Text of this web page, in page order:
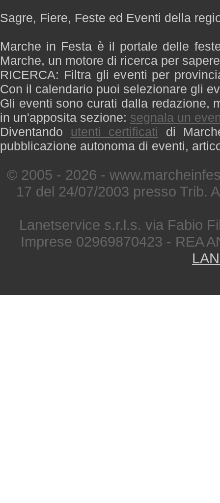
Sagre, Fiere, Feste ed Eventi della
Marche in Festa è il portale delle
Marche, un motore di ricerca per
RICERCA: Filtra gli eventi per
Con il calendario puoi selezionare gli
Gli eventi sono curati dalla redazione,
in un'apposita sezione: segnala un
Diventando utenti certificati di
pubblicazione autonoma di eventi,
© 2005 - 2026 -
17 del 24/07/2003 presso Trib.
Lanetservice s.r.l.s. via Fabio
Imprese 02969870423 - REA